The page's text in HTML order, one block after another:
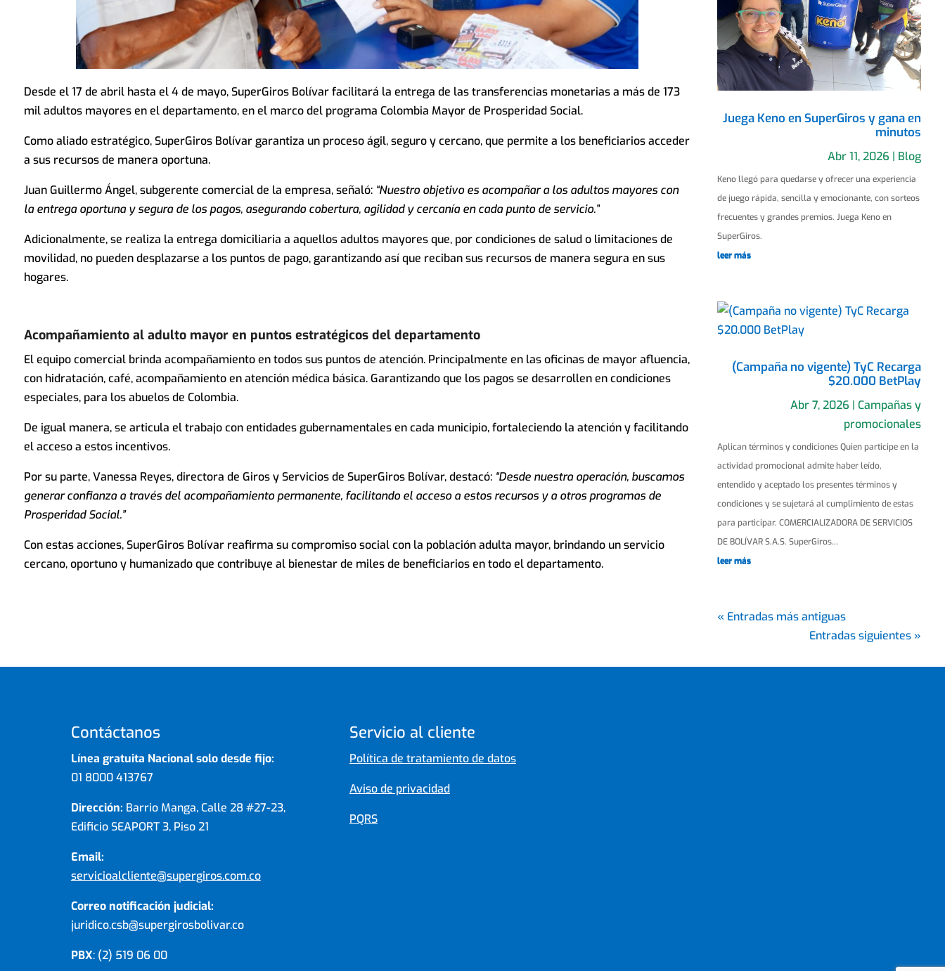
Desde el 17 de abril hasta el 4 de mayo, SuperGiros Bolívar facilitará la entrega de las transferencias monetarias a más de 173
mil adultos mayores en el departamento, en el marco del programa Colombia Mayor de Prosperidad Social.
Como aliado estratégico, SuperGiros Bolívar garantiza un proceso ágil, seguro y cercano, que permite a los beneficiarios acceder
a sus recursos de manera oportuna.
Juan Guillermo Ángel, subgerente comercial de la empresa, señaló: “Nuestro objetivo es acompañar a los adultos mayores con
la entrega oportuna y segura de los pagos, asegurando cobertura, agilidad y cercanía en cada punto de servicio.”
Adicionalmente, se realiza la entrega domiciliaria a aquellos adultos mayores que, por condiciones de salud o limitaciones de
movilidad, no pueden desplazarse a los puntos de pago, garantizando así que reciban sus recursos de manera segura en sus
hogares.
Acompañamiento al adulto mayor en puntos estratégicos del departamento
El equipo comercial brinda acompañamiento en todos sus puntos de atención. Principalmente en las oficinas de mayor afluencia,
con hidratación, café, acompañamiento en atención médica básica. Garantizando que los pagos se desarrollen en condiciones
especiales, para los abuelos de Colombia.
De igual manera, se articula el trabajo con entidades gubernamentales en cada municipio, fortaleciendo la atención y facilitando
el acceso a estos incentivos.
Por su parte, Vanessa Reyes, directora de Giros y Servicios de SuperGiros Bolívar, destacó: “Desde nuestra operación, buscamos
generar confianza a través del acompañamiento permanente, facilitando el acceso a estos recursos y a otros programas de
Prosperidad Social.”
Con estas acciones, SuperGiros Bolívar reafirma su compromiso social con la población adulta mayor, brindando un servicio
cercano, oportuno y humanizado que contribuye al bienestar de miles de beneficiarios en todo el departamento.
Juega Keno en SuperGiros y gana en
minutos
Abr 11, 2026 | Blog
Keno llegó para quedarse y ofrecer una experiencia
de juego rápida, sencilla y emocionante, con sorteos
frecuentes y grandes premios. Juega Keno en
SuperGiros.
leer más
(Campaña no vigente) TyC Recarga
$20.000 BetPlay
Abr 7, 2026 |Campañas y
promocionales
Aplican términos y condiciones Quien participe en la
actividad promocional admite haber leído,
entendido y aceptado los presentes términos y
condiciones y se sujetará al cumplimiento de estas
para participar. COMERCIALIZADORA DE SERVICIOS
DE BOLÍVAR S.A.S. SuperGiros...
leer más
« Entradas más antiguas
Entradas siguientes »
Contáctanos
Línea gratuita Nacional solo desde fijo:
01 8000 413767
Dirección: Barrio Manga, Calle 28 #27-23,
Edificio SEAPORT 3, Piso 21
Email:
servicioalcliente@supergiros.com.co
Correo notificación judicial:
juridico.csb@supergirosbolivar.co
PBX: (2) 519 06 00
Servicio al cliente
Política de tratamiento de datos
Aviso de privacidad
PQRS